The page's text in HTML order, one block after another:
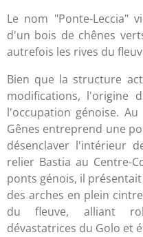
Le nom "Ponte-Leccia"
d'un bois de chênes
autrefois les rives du
Bien que la structure
modifications, l'origine
l'occupation génoise. Au
Gênes entreprend une
désenclaver l'intérieur
relier Bastia au Centre-
ponts génois, il
des arches en plein
du fleuve, alliant
dévastatrices du Golo et